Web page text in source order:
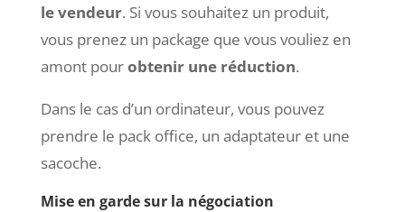
le vendeur. Si vous souhaitez un produit,
vous prenez un package que vous vouliez en
amont pourobtenir une réduction.
Dans le cas d’un ordinateur, vous pouvez
prendre le pack office, un adaptateur et une
sacoche.
Mise en garde sur la négociation